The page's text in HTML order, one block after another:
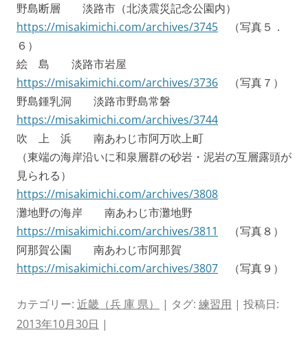
野島断層 淡路市（北淡震災記念公園内）
https://misakimichi.com/archives/3745 （写真５．
６）
絵 島 淡路市岩屋
https://misakimichi.com/archives/3736 （写真７）
野島鍾乳洞 淡路市野島常磐
https://misakimichi.com/archives/3744
吹 上 浜 南あわじ市阿万吹上町
（東端の海岸沿いに和泉層群の砂岩・泥岩の互層露頭が
見られる）
https://misakimichi.com/archives/3808
灘地野の海岸 南あわじ市灘地野
https://misakimichi.com/archives/3811
（写真８）
阿那賀公園 南あわじ市阿那賀
https://misakimichi.com/archives/3807 （写真９）
カテゴリー: 近畿（兵 庫 県） | タグ: 練習用 | 投稿日:
2013年10月30日 |